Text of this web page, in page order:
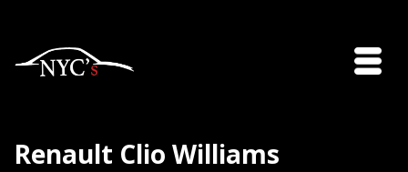
Renault Clio Williams